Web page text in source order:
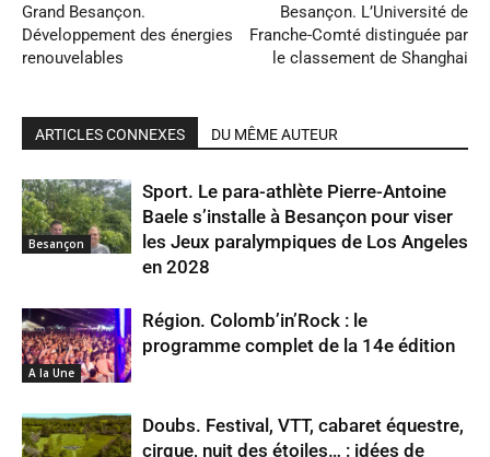
Grand Besançon.
Développement des énergies
renouvelables
Besançon. L’Université de
Franche-Comté distinguée par
le classement de Shanghai
ARTICLES CONNEXES DU MÊME AUTEUR
Besançon
Sport. Le para-athlète Pierre-Antoine
Baele s’installe à Besançon pour viser
les Jeux paralympiques de Los Angeles
en 2028
A la Une
Région. Colomb’in’Rock : le
programme complet de la 14e édition
Doubs. Festival, VTT, cabaret équestre,
cirque, nuit des étoiles… : idées de